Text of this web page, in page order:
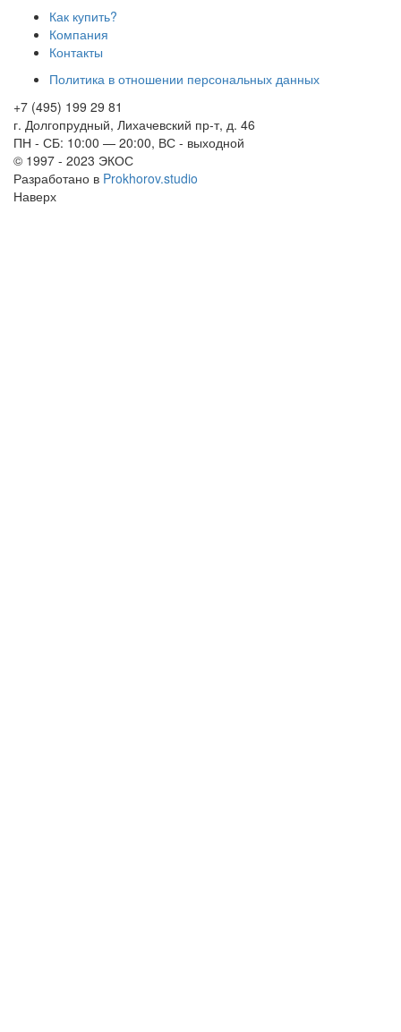
Как купить?
Компания
Контакты
Политика в отношении персональных данных
+7 (495) 199 29 81
г. Долгопрудный, Лихачевский пр-т, д. 46
ПН - СБ: 10:00 — 20:00, ВС - выходной
© 1997 - 2023 ЭКОС
Разработано в Prokhorov.studio
Наверх